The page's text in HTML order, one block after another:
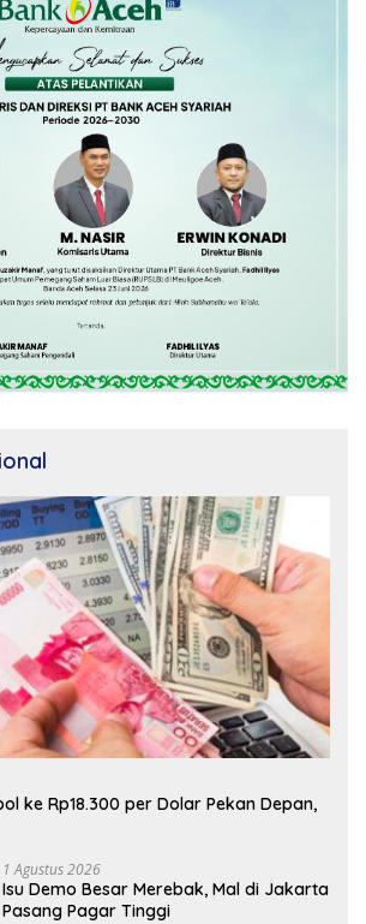
ke Rp18.300 per Dolar Pekan Depan,
1 Agustus 2026
Isu Demo Besar Merebak, Mal di Jakarta
Pasang Pagar Tinggi